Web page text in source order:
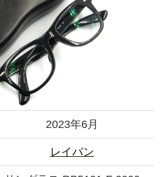
2023年6月
レイバン